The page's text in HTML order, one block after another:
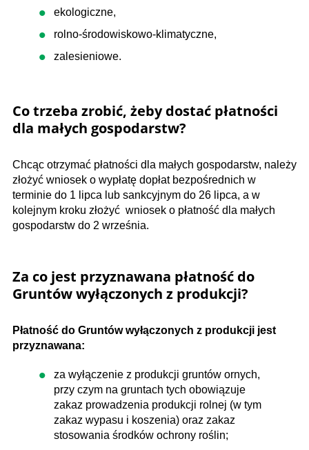
ekologiczne,
rolno-środowiskowo-klimatyczne,
zalesieniowe.
Co trzeba zrobić, żeby dostać płatności
dla małych gospodarstw?
Chcąc otrzymać płatności dla małych gospodarstw, należy
złożyć wniosek o wypłatę dopłat bezpośrednich w
terminie do 1 lipca lub sankcyjnym do 26 lipca, a w
kolejnym kroku złożyć wniosek o płatność dla małych
gospodarstw do 2 września.
Za co jest przyznawana płatność do
Gruntów wyłączonych z produkcji?
Płatność do Gruntów wyłączonych z produkcji jest
przyznawana:
za wyłączenie z produkcji gruntów ornych,
przy czym na gruntach tych obowiązuje
zakaz prowadzenia produkcji rolnej (w tym
zakaz wypasu i koszenia) oraz zakaz
stosowania środków ochrony roślin;